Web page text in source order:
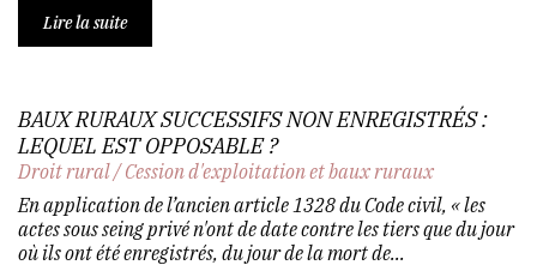
Lire la suite
BAUX RURAUX SUCCESSIFS NON ENREGISTRÉS :
LEQUEL EST OPPOSABLE ?
Droit rural/Cession d'exploitation et baux ruraux
En application de l’ancien article 1328 du Code civil, « les
actes sous seing privé n'ont de date contre les tiers que du jour
où ils ont été enregistrés, du jour de la mort de...